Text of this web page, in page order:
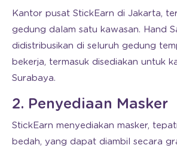
Kantor pusat StickEarn di Jakarta,
gedung dalam satu kawasan. Hand
didistribusikan di seluruh gedung
bekerja, termasuk disediakan untuk
Surabaya.
2. Penyediaan Masker
StickEarn menyediakan masker,
bedah, yang dapat diambil secara